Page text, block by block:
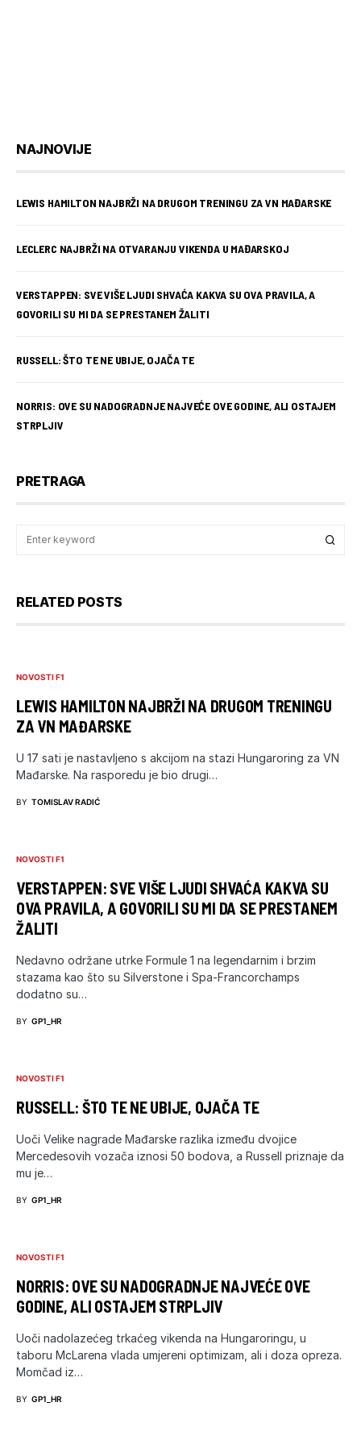
NAJNOVIJE
LEWIS HAMILTON NAJBRŽI NA DRUGOM TRENINGU ZA VN MAĐARSKE
LECLERC NAJBRŽI NA OTVARANJU VIKENDA U MAĐARSKOJ
VERSTAPPEN: SVE VIŠE LJUDI SHVAĆA KAKVA SU OVA PRAVILA, A
GOVORILI SU MI DA SE PRESTANEM ŽALITI
RUSSELL: ŠTO TE NE UBIJE, OJAČA TE
NORRIS: OVE SU NADOGRADNJE NAJVEĆE OVE GODINE, ALI OSTAJEM
STRPLJIV
PRETRAGA
RELATED POSTS
NOVOSTI F1
LEWIS HAMILTON NAJBRŽI NA DRUGOM TRENINGU
ZA VN MAĐARSKE
U 17 sati je nastavljeno s akcijom na stazi Hungaroring za VN
Mađarske. Na rasporedu je bio drugi…
BY TOMISLAV RADIĆ
NOVOSTI F1
VERSTAPPEN: SVE VIŠE LJUDI SHVAĆA KAKVA SU
OVA PRAVILA, A GOVORILI SU MI DA SE PRESTANEM
ŽALITI
Nedavno održane utrke Formule 1 na legendarnim i brzim
stazama kao što su Silverstone i Spa-Francorchamps
dodatno su…
BY GP1_HR
NOVOSTI F1
RUSSELL: ŠTO TE NE UBIJE, OJAČA TE
Uoči Velike nagrade Mađarske razlika između dvojice
Mercedesovih vozača iznosi 50 bodova, a Russell priznaje da
mu je…
BY GP1_HR
NOVOSTI F1
NORRIS: OVE SU NADOGRADNJE NAJVEĆE OVE
GODINE, ALI OSTAJEM STRPLJIV
Uoči nadolazećeg trkaćeg vikenda na Hungaroringu, u
taboru McLarena vlada umjereni optimizam, ali i doza opreza.
Momčad iz…
BY GP1_HR